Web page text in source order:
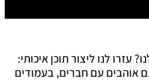
עזרו לנו ליצור תוכן איכותי:
אוהבים עם חברים, בעמודים